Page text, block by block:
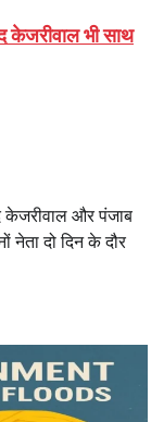
केजरीवाल भी साथ
केजरीवाल और पंजाब
नेता दो दिन के दौर